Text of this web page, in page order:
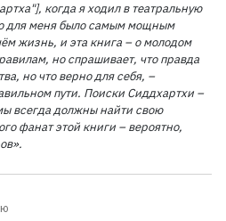
когда я ходил в театральную
для меня было самым мощным
жизнь, и эта книга – о молодом
но спрашивает, что правда
но что верно для себя, –
пути. Поиски Сиддхартхи –
всегда должны найти свою
фанат этой книги – вероятно,